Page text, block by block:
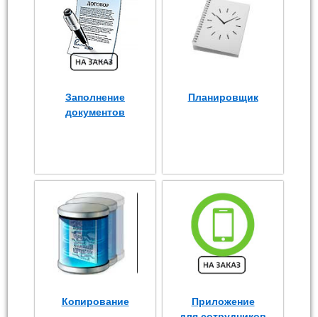
Заполнение
документов
Планировщик
Копирование
Приложение